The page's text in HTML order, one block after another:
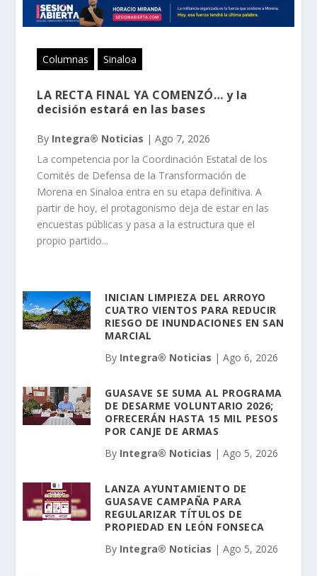
Columnas Sinaloa
LA RECTA FINAL YA COMENZÓ… y la
decisión estará en las bases
By Integra® Noticias |Ago 7, 2026
La competencia por la Coordinación Estatal de los
Comités de Defensa de la Transformación de
Morena en Sinaloa entra en su etapa definitiva. A
partir de hoy, el protagonismo deja de estar en las
encuestas públicas y pasa a la estructura que el
propio partido...
INICIAN LIMPIEZA DEL ARROYO
CUATRO VIENTOS PARA REDUCIR
RIESGO DE INUNDACIONES EN SAN
MARCIAL
By Integra® Noticias |Ago 6, 2026
GUASAVE SE SUMA AL PROGRAMA
DE DESARME VOLUNTARIO 2026;
OFRECERÁN HASTA 15 MIL PESOS
POR CANJE DE ARMAS
By Integra® Noticias |Ago 5, 2026
LANZA AYUNTAMIENTO DE
GUASAVE CAMPAÑA PARA
REGULARIZAR TÍTULOS DE
PROPIEDAD EN LEÓN FONSECA
By Integra® Noticias |Ago 5, 2026